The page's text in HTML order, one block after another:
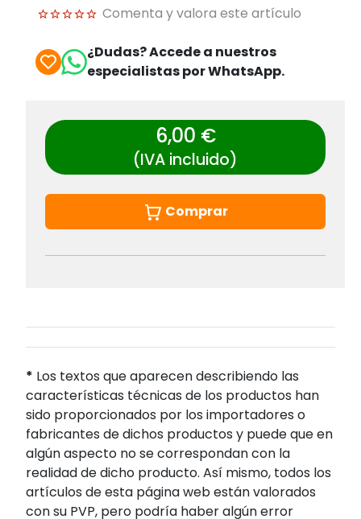
Comenta y valora este artículo
¿Dudas? Accede a nuestros
especialistas por WhatsApp.
6,00 €
(IVA incluido)
Comprar
* Los textos que aparecen describiendo las
características técnicas de los productos han
sido proporcionados por los importadores o
fabricantes de dichos productos y puede que en
algún aspecto no se correspondan con la
realidad de dicho producto. Así mismo, todos los
artículos de esta página web están valorados
con su PVP, pero podría haber algún error